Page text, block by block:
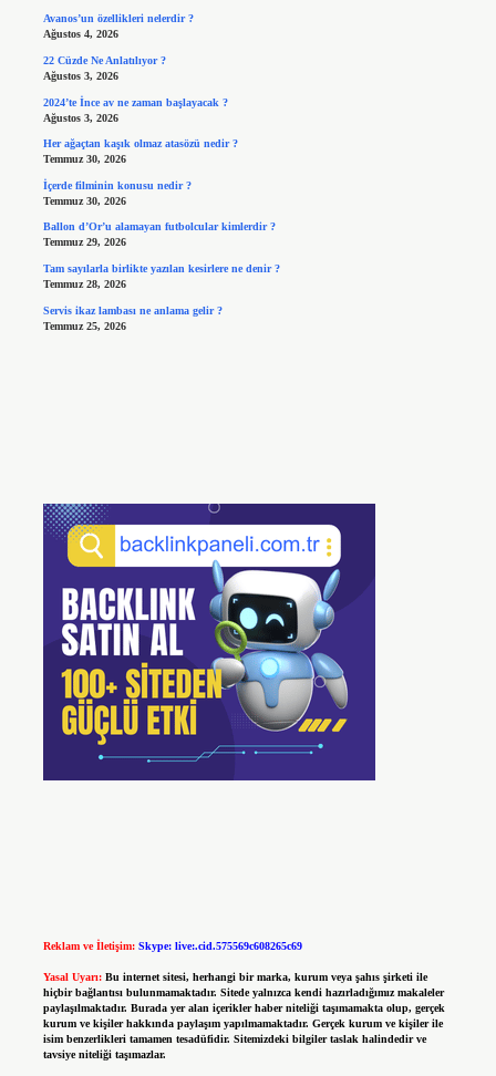
Avanos’un özellikleri nelerdir ?
Ağustos 4, 2026
22 Cüzde Ne Anlatılıyor ?
Ağustos 3, 2026
2024’te İnce av ne zaman başlayacak ?
Ağustos 3, 2026
Her ağaçtan kaşık olmaz atasözü nedir ?
Temmuz 30, 2026
İçerde filminin konusu nedir ?
Temmuz 30, 2026
Ballon d’Or’u alamayan futbolcular kimlerdir ?
Temmuz 29, 2026
Tam sayılarla birlikte yazılan kesirlere ne denir ?
Temmuz 28, 2026
Servis ikaz lambası ne anlama gelir ?
Temmuz 25, 2026
Reklam ve İletişim: Skype: live:.cid.575569c608265c69
Yasal Uyarı: Bu internet sitesi, herhangi bir marka, kurum veya şahıs şirketi ile
hiçbir bağlantısı bulunmamaktadır. Sitede yalnızca kendi hazırladığımız makaleler
paylaşılmaktadır. Burada yer alan içerikler haber niteliği taşımamakta olup, gerçek
kurum ve kişiler hakkında paylaşım yapılmamaktadır. Gerçek kurum ve kişiler ile
isim benzerlikleri tamamen tesadüfidir. Sitemizdeki bilgiler taslak halindedir ve
tavsiye niteliği taşımazlar.